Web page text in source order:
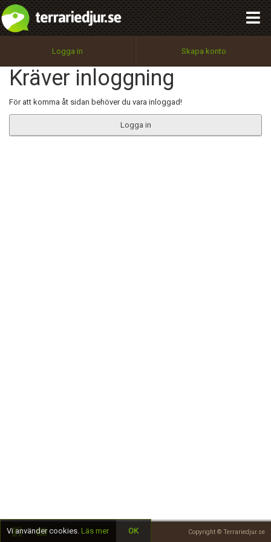
Logga in Skapa konto
Kräver inloggning
För att komma åt sidan behöver du vara inloggad!
Logga in
Copyright © Terrariedjur.se
Utför
100%
OK
integritetspolicy
Namn:
Epost:
Begär nytt lösenord
Tillbaka till förstasidan
Vi använder cookies. Läs mer OK